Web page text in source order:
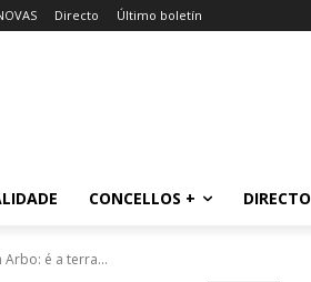
Directo Último boletín
CONCELLOS + DIRECTO
é a terra...